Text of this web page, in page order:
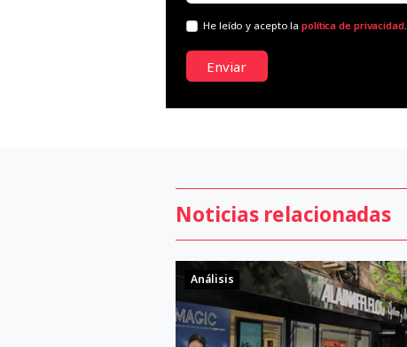
He leído y acepto lapolítica de privacidad.
Enviar
Noticias relacionadas
Análisis